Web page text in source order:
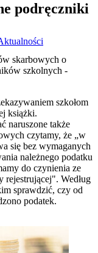
podręczniki
skarbowych o
szkolnych -
szkołom
książki.
naruszone także
czytamy, że „w
się bez wymaganych
należnego podatku
do czynienia ze
rejestrującej". Według
sprawdzić, czy od
podatek.